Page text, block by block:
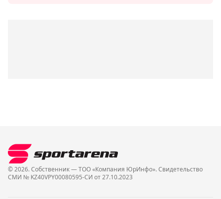
© 2026. Собственник — ТОО «Компания ЮрИнфо». Cвидетельство
СМИ № KZ40VPY00080595-СИ от 27.10.2023